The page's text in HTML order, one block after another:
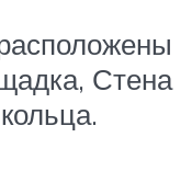
Стена